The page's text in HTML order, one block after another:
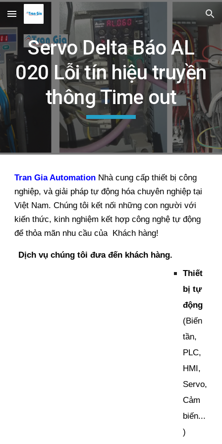
Skip to main content Skip to navigation
Servo Delta Báo AL
020 Lỗi tín hiệu truyền
thông Time out
Tran Gia Automation Nhà cung cấp thiết bị công
nghiệp, và giải pháp tự động hóa chuyên nghiệp tại
Việt Nam. Chúng tôi kết nối những con người với
kiến thức, kinh nghiệm kết hợp công nghệ tự động
để thỏa mãn nhu cầu của Khách hàng!
Dịch vụ chúng tôi đưa đến khách hàng.
Thiết
bị tự
động
(Biến
tần,
PLC,
HMI,
Servo,
Cảm
biến...
)